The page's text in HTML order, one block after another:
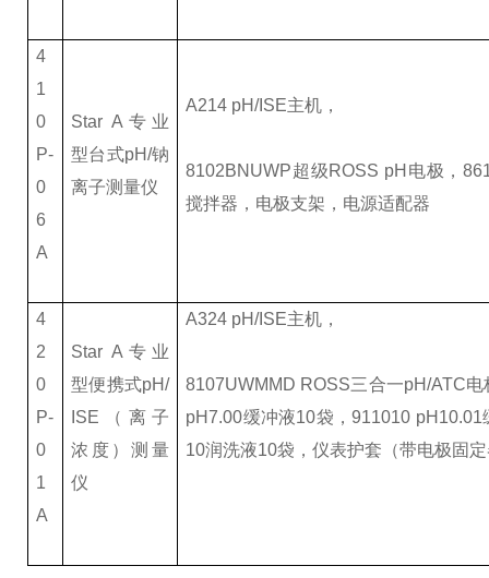
4
1
0
P-
0
6
A
Star A 专业
型台式pH/钠
离子测量仪
A214 pH/ISE主机，
8102BNUWP超级ROSS pH电极，
搅拌器，电极支架，电源适配器
4
2
0
P-
0
1
A
Star A 专业
型便携式pH/
ISE（离子
浓度）测量
仪
A324 pH/ISE主机，
8107UWMMD ROSS三合一pH/ATC
pH7.00缓冲液10袋，911010
10润洗液10袋，仪表护套（带电极固